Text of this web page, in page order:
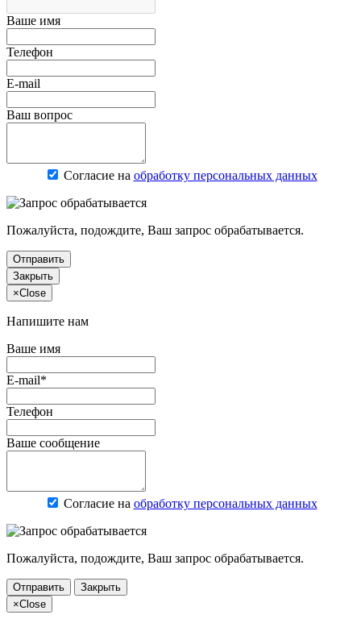
Ваше имя
Телефон
E-mail
Ваш вопрос
Согласие на обработку персональных данных
Пожалуйста, подождите, Ваш запрос обрабатывается.
Отправить
Закрыть
×Close
Напишите нам
Ваше имя
E-mail*
Телефон
Ваше сообщение
Согласие на обработку персональных данных
Пожалуйста, подождите, Ваш запрос обрабатывается.
Отправить
Закрыть
×Close